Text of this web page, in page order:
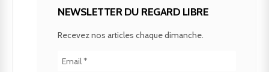
NEWSLETTER DU REGARD LIBRE
Recevez nos articles chaque dimanche.